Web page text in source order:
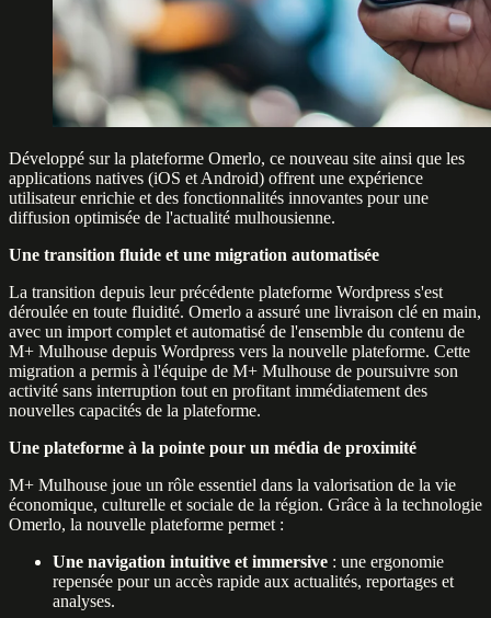
Développé sur la plateforme Omerlo, ce nouveau site ainsi que les
applications natives (iOS et Android) offrent une expérience
utilisateur enrichie et des fonctionnalités innovantes pour une
diffusion optimisée de l'actualité mulhousienne.
Une transition fluide et une migration automatisée
La transition depuis leur précédente plateforme Wordpress s'est
déroulée en toute fluidité. Omerlo a assuré une livraison clé en main,
avec un import complet et automatisé de l'ensemble du contenu de
M+ Mulhouse depuis Wordpress vers la nouvelle plateforme. Cette
migration a permis à l'équipe de M+ Mulhouse de poursuivre son
activité sans interruption tout en profitant immédiatement des
nouvelles capacités de la plateforme.
Une plateforme à la pointe pour un média de proximité
M+ Mulhouse joue un rôle essentiel dans la valorisation de la vie
économique, culturelle et sociale de la région. Grâce à la technologie
Omerlo, la nouvelle plateforme permet :
Une navigation intuitive et immersive : une ergonomie
repensée pour un accès rapide aux actualités, reportages et
analyses.